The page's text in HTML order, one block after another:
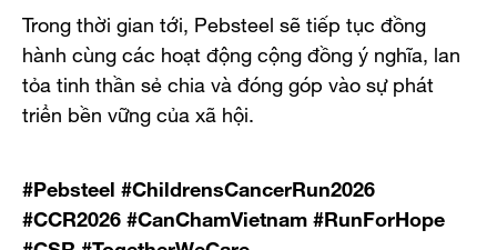
Trong thời gian tới, Pebsteel sẽ tiếp tục đồng
hành cùng các hoạt động cộng đồng ý nghĩa, lan
tỏa tinh thần sẻ chia và đóng góp vào sự phát
triển bền vững của xã hội.
#Pebsteel #ChildrensCancerRun2026
#CCR2026 #CanChamVietnam #RunForHope